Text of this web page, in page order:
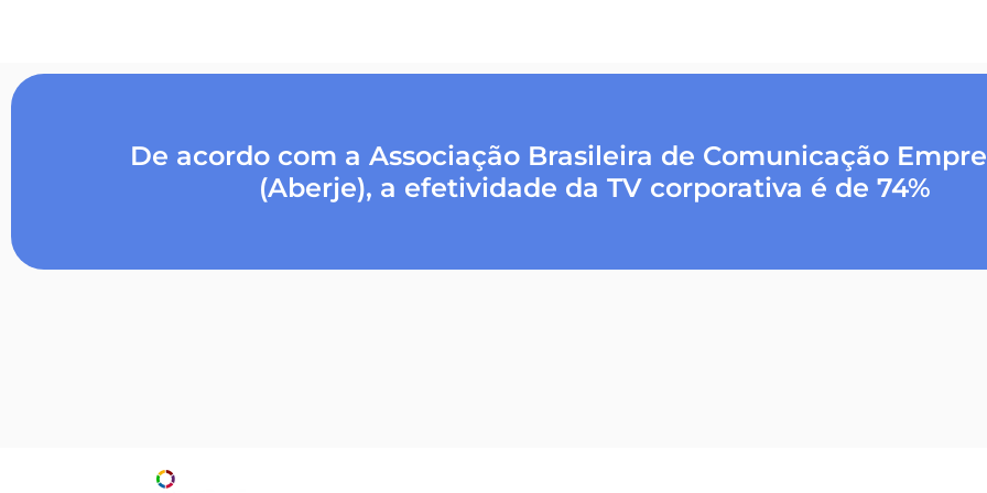
De acordo com a Associação Brasileira de Comunicação
(Aberje), a efetividade da TV corporativa é de 74%